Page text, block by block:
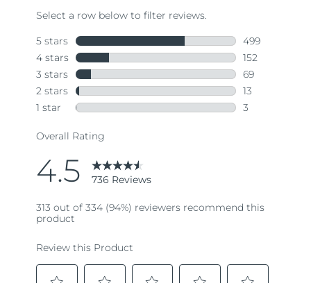
736
Same
page
link.